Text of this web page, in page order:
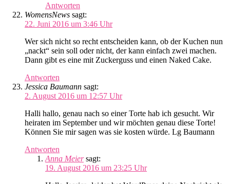
Antworten
WomensNews sagt:
22. Juni 2016 um 3:46 Uhr
Wer sich nicht so recht entscheiden kann, ob der Kuchen nun
„nackt“ sein soll oder nicht, der kann einfach zwei machen.
Dann gibt es eine mit Zuckerguss und einen Naked Cake.
Antworten
Jessica Baumann sagt:
2. August 2016 um 12:57 Uhr
Halli hallo, genau nach so einer Torte hab ich gesucht. Wir
heiraten im September und wir möchten genau diese Torte!
Können Sie mir sagen was sie kosten würde. Lg Baumann
Antworten
Anna Meier sagt:
19. August 2016 um 23:25 Uhr